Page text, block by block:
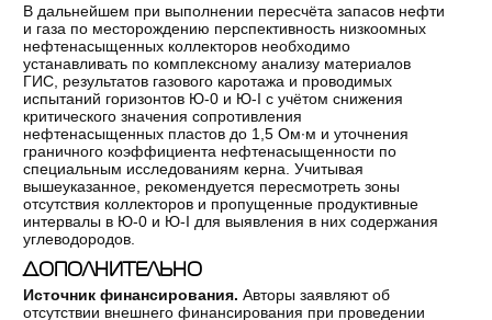
В дальнейшем при выполнении пересчёта запасов нефти
и газа по месторождению перспективность низкоомных
нефтенасыщенных коллекторов необходимо
устанавливать по комплексному анализу материалов
ГИС, результатов газового каротажа и проводимых
испытаний горизонтов Ю-0 и Ю-I с учётом снижения
критического значения сопротивления
нефтенасыщенных пластов до 1,5 Ом∙м и уточнения
граничного коэффициента нефтенасыщенности по
специальным исследованиям керна. Учитывая
вышеуказанное, рекомендуется пересмотреть зоны
отсутствия коллекторов и пропущенные продуктивные
интервалы в Ю-0 и Ю-I для выявления в них содержания
углеводородов.
ДОПОЛНИТЕЛЬНО
Источник финансирования. Авторы заявляют об
отсутствии внешнего финансирования при проведении